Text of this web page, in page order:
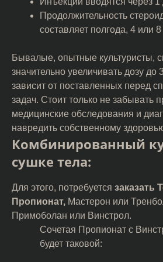
Продолжительность
составляет полгода, 4 или
Бывалые, опытные культуристы,
значительно увеличивать дозу до
зависит от поставленных перед
задач. Стоит только не забывать
медицинские обследования и
навредить собственному
Комбинированный
сушке тела:
Для этого, потребуется заказать
Пропионат, Мастерон или
Примоболан или Винстрол.
Сочетая Пропионат с
будет таковой: